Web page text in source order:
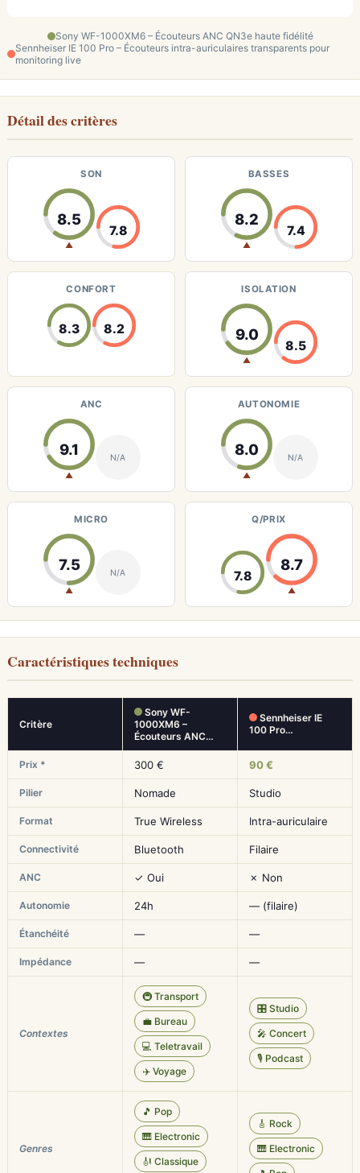
Sony WF-1000XM6 – Écouteurs ANC QN3e haute fidélité
Sennheiser IE 100 Pro – Écouteurs intra-auriculaires transparents pour
monitoring live
Détail des critères
SON
8.5
▲
7.8
BASSES
8.2
▲
7.4
CONFORT
8.3 8.2
ISOLATION
9.0
▲
8.5
ANC
9.1
▲
N/A
AUTONOMIE
8.0
▲
N/A
MICRO
7.5
▲
N/A
Q/PRIX
7.8
8.7
▲
Caractéristiques techniques
Critère
Sony WF-
1000XM6 –
Écouteurs ANC…
Sennheiser IE
100 Pro…
Prix * 300 € 90 €
Pilier Nomade Studio
Format True Wireless Intra-auriculaire
Connectivité Bluetooth Filaire
ANC ✓ Oui ✗ Non
Autonomie 24h — (filaire)
Étanchéité — —
Impédance — —
Contextes
🚇 Transport
💼 Bureau
💻 Teletravail
✈️ Voyage
🎛️ Studio
🎤 Concert
🎙️ Podcast
Genres
🎵 Pop
🎹 Electronic
🎻 Classique
🎸 Rock
🎹 Electronic